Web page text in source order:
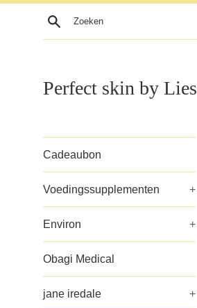
Meteen
Zoeken
Perfect skin by Lies
Cadeaubon
Voedingssupplementen +
Environ +
Obagi Medical
jane iredale +